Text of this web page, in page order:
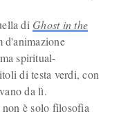
di Ghost in the
spiritual-
di testa verdi, con
da lì.
è solo filosofia